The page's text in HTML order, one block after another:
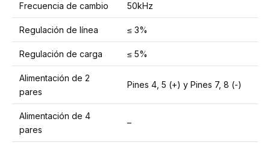
Frecuencia de cambio 50kHz
Regulación de línea ≤ 3%
Regulación de carga ≤ 5%
Alimentación de 2
pares
Pines 4, 5 (+) y Pines 7, 8 (-)
Alimentación de 4
pares
–